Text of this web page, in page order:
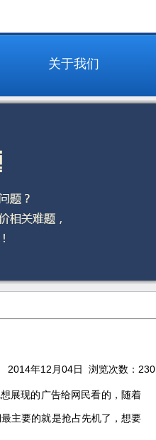
关于我们
2014年12月04日 浏览次数： 230
展现的广告给网民看的，随着
主要的就是抢占先机了，想要